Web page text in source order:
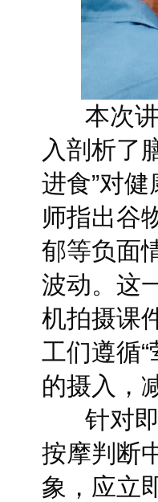
本次讲
入剖析了
进食”对
师指出谷
郁等负面
波动。这
机拍摄课
工们遵循
的摄入，
针对即
按摩判断
象，应立